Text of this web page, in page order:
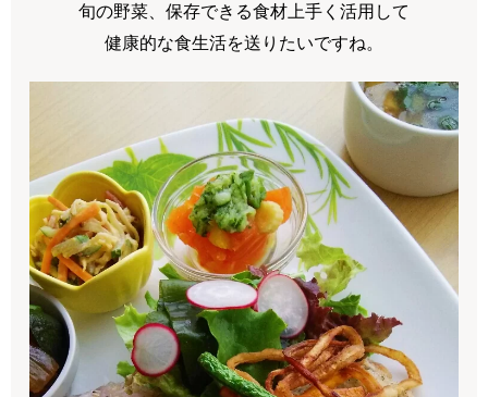
旬の野菜、保存できる食材上手く活用して
健康的な食生活を送りたいですね。